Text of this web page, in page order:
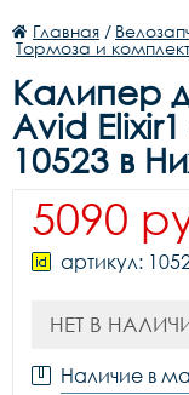
Главная /
Тормоза и
Калипер
Avid
10523 в
5090
артикул:
НЕТ В
Наличие в